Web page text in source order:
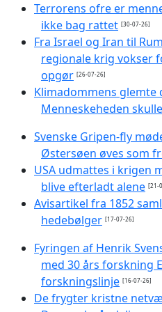
Terrorens ofre er
ikke bag rattet [30-07-26]
Fra Israel og Iran til
regionale krig vokser
opgør [26-07-26]
Klimadommens glemte
Menneskeheden
Svenske Gripen-fly
Østersøen øves som
USA udmattes i krigen
blive efterladt alene [21-
Avisartikel fra 1852
hedebølger [17-07-26]
Fyringen af Henrik
med 30 års forskning
forskningslinje [16-07-26]
De frygter kristne